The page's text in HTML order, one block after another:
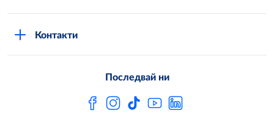
METRO AG
Контакти
Последвай ни